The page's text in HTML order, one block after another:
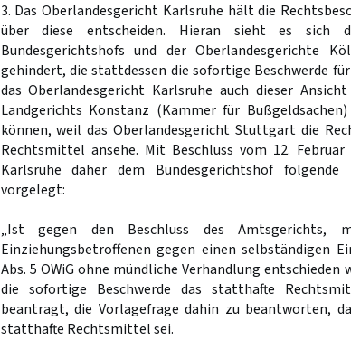
3. Das Oberlandesgericht Karlsruhe hält die
über diese entscheiden. Hieran sieht es sich
Bundesgerichtshofs und der Oberlandesgerichte
gehindert, die stattdessen die sofortige Beschwerde
das Oberlandesgericht Karlsruhe auch dieser
Landgerichts Konstanz (Kammer für
können, weil das Oberlandesgericht Stuttgart die
Rechtsmittel ansehe. Mit Beschluss vom 12.
Karlsruhe daher dem Bundesgerichtshof
vorgelegt:
„Ist gegen den Beschluss des Amtsgerichts,
Einziehungsbetroffenen gegen einen selbständigen
Abs. 5 OWiG ohne mündliche Verhandlung entschieden
die sofortige Beschwerde das statthafte
beantragt, die Vorlagefrage dahin zu beantworten,
statthafte Rechtsmittel sei.